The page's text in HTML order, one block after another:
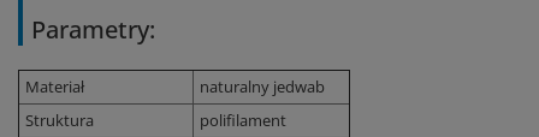
Parametry:
Materiał
naturalny jedwab
Struktura
polifilament